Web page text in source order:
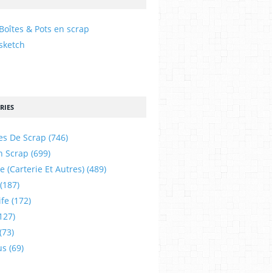
& Pots en scrap
De Scrap (746)
Scrap (699)
(carterie Et Autres) (489)
(172)
(69)